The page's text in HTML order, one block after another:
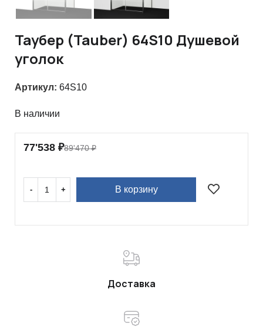
Таубер (Tauber) 64S10 Душевой
уголок
Артикул: 64S10
В наличии
77'538 ₽89'470₽
В корзину
Доставка